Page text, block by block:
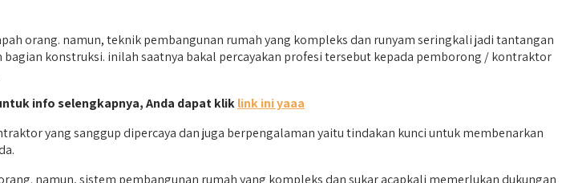
orang. namun, teknik pembangunan rumah yang kompleks dan runyam seringkali jadi tantangan
konstruksi. inilah saatnya bakal percayakan profesi tersebut kepada pemborong / kontraktor
info selengkapnya, Anda dapat kliklink ini yaaa
yang sanggup dipercaya dan juga berpengalaman yaitu tindakan kunci untuk membenarkan
namun, sistem pembangunan rumah yang kompleks dan sukar acapkali memerlukan dukungan